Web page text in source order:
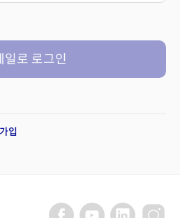
일로 로그인
입